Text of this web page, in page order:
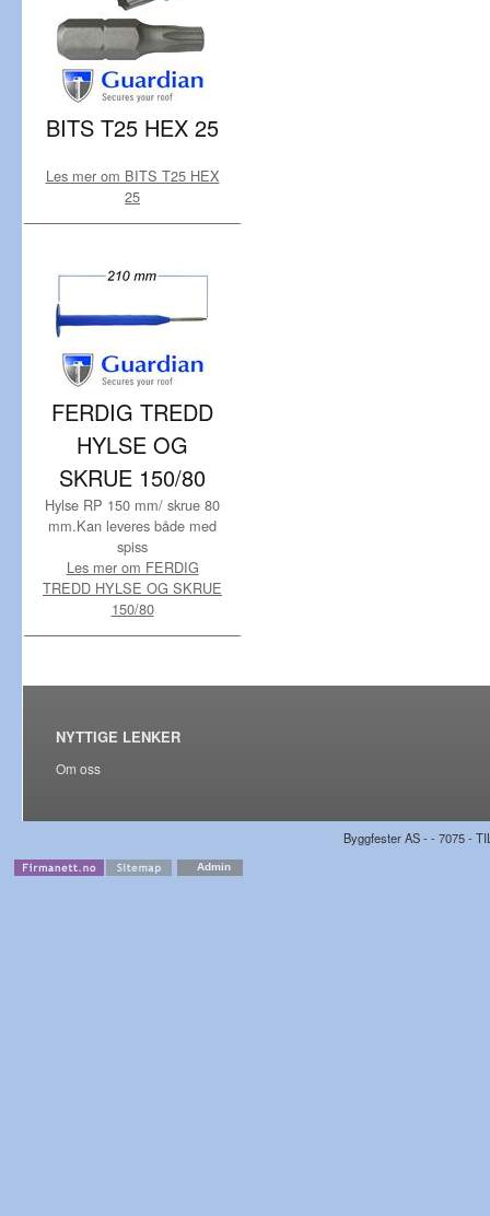
BITS T25 HEX 25
Les mer om BITS T25 HEX
25
FERDIG TREDD
HYLSE OG
SKRUE 150/80
Hylse RP 150 mm/ skrue 80
mm.Kan leveres både med
spiss
Les mer om FERDIG
TREDD HYLSE OG SKRUE
150/80
NYTTIGE LENKER
Om oss
Byggfester AS - - 7075 -
Admin